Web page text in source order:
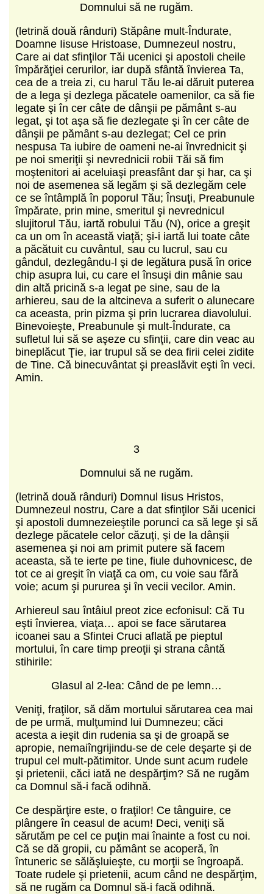
Domnului să ne rugăm.
(letrină două rânduri) Stăpâne mult‑Îndurate,
Doamne Iisuse Hristoase, Dumnezeul nostru,
Care ai dat sfinţilor Tăi ucenici şi apostoli cheile
împărăţiei cerurilor, iar după sfântă învierea Ta,
cea de a treia zi, cu harul Tău le‑ai dăruit puterea
de a lega şi dezlega păcatele oamenilor, ca să fie
legate şi în cer câte de dânşii pe pământ s‑au
legat, şi tot aşa să fie dezlegate şi în cer câte de
dânşii pe pământ s‑au dezlegat; Cel ce prin
nespusa Ta iubire de oameni ne‑ai învrednicit şi
pe noi smeriţii şi nevrednicii robii Tăi să fim
moştenitori ai aceluiaşi preasfânt dar şi har, ca şi
noi de asemenea să legăm şi să dezlegăm cele
ce se întâmplă în poporul Tău; Însuţi, Preabunule
împărate, prin mine, smeritul şi nevrednicul
slujitorul Tău, iartă robului Tău (N), orice a greşit
ca un om în această viaţă; şi‑i iartă lui toate câte
a păcătuit cu cuvântul, sau cu lucrul, sau cu
gândul, dezlegându‑l şi de legătura pusă în orice
chip asupra lui, cu care el însuşi din mânie sau
din altă pricină s‑a legat pe sine, sau de la
arhiereu, sau de la altcineva a suferit o alunecare
ca aceasta, prin pizma şi prin lucrarea diavolului.
Binevoieşte, Preabunule şi mult‑Îndurate, ca
sufletul lui să se aşeze cu sfinţii, care din veac au
bineplăcut Ţie, iar trupul să se dea firii celei zidite
de Tine. Că binecuvântat şi preaslăvit eşti în veci.
Amin.
3
Domnului să ne rugăm.
(letrină două rânduri) Domnul Iisus Hristos,
Dumnezeul nostru, Care a dat sfinţilor Săi ucenici
şi apostoli dumnezeieştile porunci ca să lege şi să
dezlege păcatele celor căzuţi, şi de la dânşii
asemenea şi noi am primit putere să facem
aceasta, să te ierte pe tine, fiule duhovnicesc, de
tot ce ai greşit în viaţă ca om, cu voie sau fără
voie; acum şi pururea şi în vecii vecilor. Amin.
Arhiereul sau întâiul preot zice ecfonisul: Că Tu
eşti învierea, viaţa… apoi se face sărutarea
icoanei sau a Sfintei Cruci aflată pe pieptul
mortului, în care timp preoţii şi strana cântă
stihirile:
Glasul al 2‑lea: Când de pe lemn…
Veniţi, fraţilor, să dăm mortului sărutarea cea mai
de pe urmă, mulţumind lui Dumnezeu; căci
acesta a ieşit din rudenia sa şi de groapă se
apropie, nemaiîngrijindu‑se de cele deşarte şi de
trupul cel mult‑pătimitor. Unde sunt acum rudele
şi prietenii, căci iată ne despărţim? Să ne rugăm
ca Domnul să‑i facă odihnă.
Ce despărţire este, o fraţilor! Ce tânguire, ce
plângere în ceasul de acum! Deci, veniţi să
sărutăm pe cel ce puţin mai înainte a fost cu noi.
Că se dă gropii, cu pământ se acoperă, în
întuneric se sălăşluieşte, cu morţii se îngroapă.
Toate rudele şi prietenii, acum când ne despărţim,
să ne rugăm ca Domnul să‑i facă odihnă.